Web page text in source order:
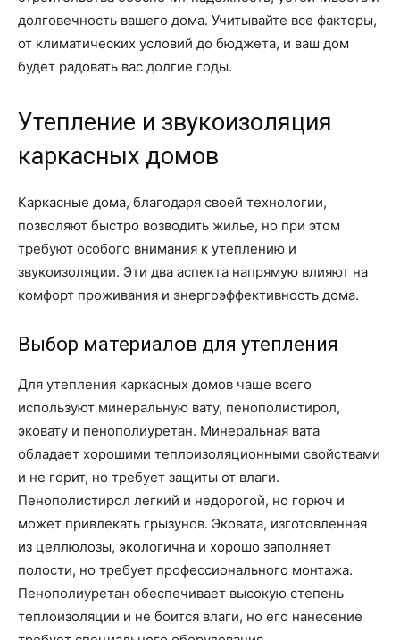
долговечность вашего дома. Учитывайте все факторы,
от климатических условий до бюджета, и ваш дом
будет радовать вас долгие годы.
Утепление и звукоизоляция
каркасных домов
Каркасные дома, благодаря своей технологии,
позволяют быстро возводить жилье, но при этом
требуют особого внимания к утеплению и
звукоизоляции. Эти два аспекта напрямую влияют на
комфорт проживания и энергоэффективность дома.
Выбор материалов для утепления
Для утепления каркасных домов чаще всего
используют минеральную вату, пенополистирол,
эковату и пенополиуретан. Минеральная вата
обладает хорошими теплоизоляционными свойствами
и не горит, но требует защиты от влаги.
Пенополистирол легкий и недорогой, но горюч и
может привлекать грызунов. Эковата, изготовленная
из целлюлозы, экологична и хорошо заполняет
полости, но требует профессионального монтажа.
Пенополиуретан обеспечивает высокую степень
теплоизоляции и не боится влаги, но его нанесение